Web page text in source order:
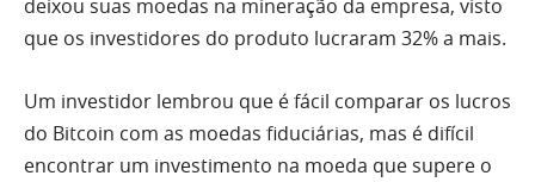
deixou suas moedas na mineração da empresa, visto
que os investidores do produto lucraram 32% a mais.
Um investidor lembrou que é fácil comparar os lucros
do Bitcoin com as moedas fiduciárias, mas é difícil
encontrar um investimento na moeda que supere o